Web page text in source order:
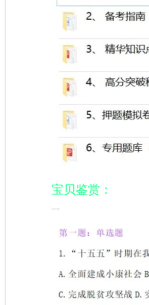
宝贝鉴赏：